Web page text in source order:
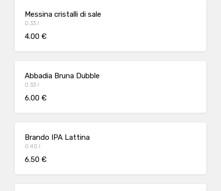
Messina cristalli di sale
0.33 l
4.00 €
Abbadia Bruna Dubble
0.33 l
6.00 €
Brando IPA Lattina
0.40 l
6.50 €